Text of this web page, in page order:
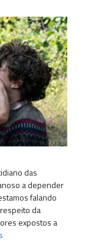
das
a depender
falando
da
expostos a